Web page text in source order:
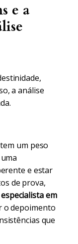
e a
a análise
um peso
e estar
de prova,
em
o depoimento
que